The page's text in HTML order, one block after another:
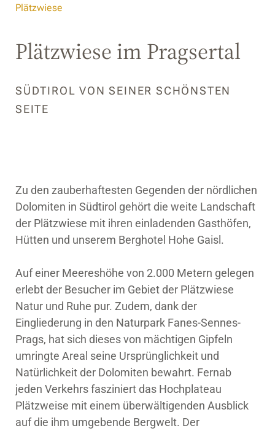
Plätzwiese
Plätzwiese im Pragsertal
SÜDTIROL VON SEINER SCHÖNSTEN
SEITE
Zu den zauberhaftesten Gegenden der nördlichen
Dolomiten in Südtirol gehört die weite Landschaft
der Plätzwiese mit ihren einladenden Gasthöfen,
Hütten und unserem Berghotel Hohe Gaisl.
Auf einer Meereshöhe von 2.000 Metern gelegen
erlebt der Besucher im Gebiet der Plätzwiese
Natur und Ruhe pur. Zudem, dank der
Eingliederung in den Naturpark Fanes-Sennes-
Prags, hat sich dieses von mächtigen Gipfeln
umringte Areal seine Ursprünglichkeit und
Natürlichkeit der Dolomiten bewahrt. Fernab
jeden Verkehrs fasziniert das Hochplateau
Plätzweise mit einem überwältigenden Ausblick
auf die ihm umgebende Bergwelt. Der